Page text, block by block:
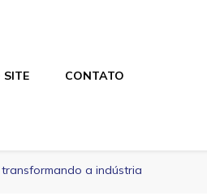
SITE CONTATO
a indústria